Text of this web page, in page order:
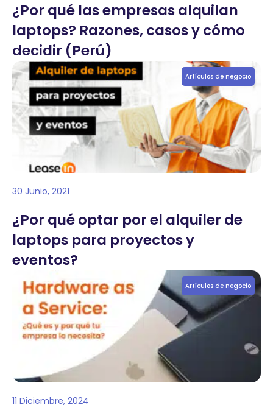
¿Por qué las empresas alquilan
laptops? Razones, casos y cómo
decidir (Perú)
Artículos de negocio
30 Junio, 2021
¿Por qué optar por el alquiler de
laptops para proyectos y
eventos?
Artículos de negocio
11 Diciembre, 2024